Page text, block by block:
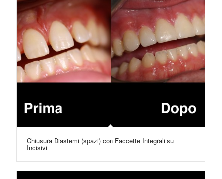
Chiusura Diastemi (spazi) con Faccette Integrali su
Incisivi